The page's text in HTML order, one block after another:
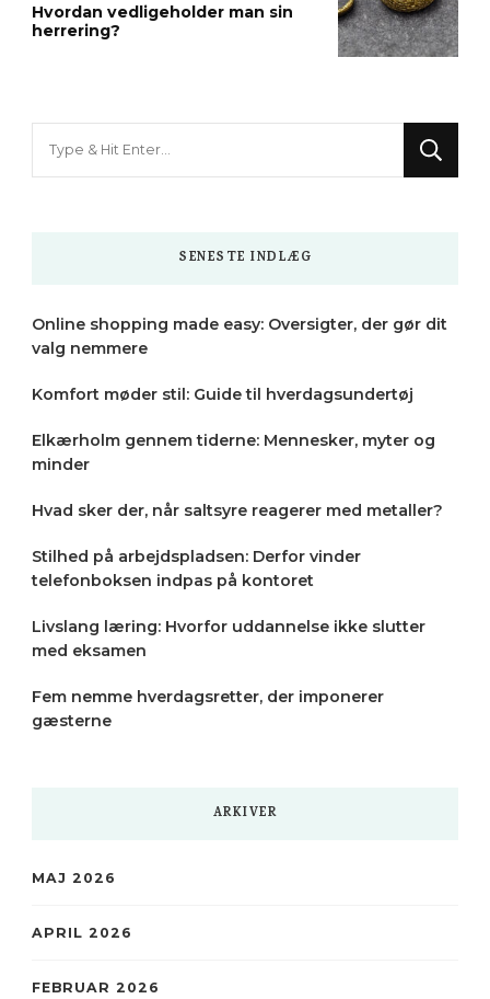
Hvordan vedligeholder man sin
herrering?
SENESTE INDLÆG
Online shopping made easy: Oversigter, der gør dit
valg nemmere
Komfort møder stil: Guide til hverdagsundertøj
Elkærholm gennem tiderne: Mennesker, myter og
minder
Hvad sker der, når saltsyre reagerer med metaller?
Stilhed på arbejdspladsen: Derfor vinder
telefonboksen indpas på kontoret
Livslang læring: Hvorfor uddannelse ikke slutter
med eksamen
Fem nemme hverdagsretter, der imponerer
gæsterne
ARKIVER
MAJ 2026
APRIL 2026
FEBRUAR 2026